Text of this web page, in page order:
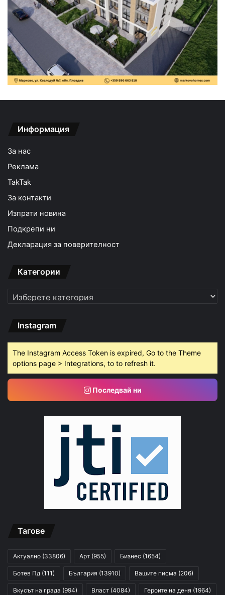
Информация
За нас
Реклама
TakTak
За контакти
Изпрати новина
Подкрепи ни
Декларация за поверителност
Категории
Категории
Instagram
The Instagram Access Token is expired, Go to the Theme
options page > Integrations, to to refresh it.
Последвай ни
Тагове
Актуално (33806) Арт (955) Бизнес (1654)
Ботев Пд (111) България (13910) Вашите писма (206)
Вкусът на града (994) Власт (4084) Героите на деня (1964)